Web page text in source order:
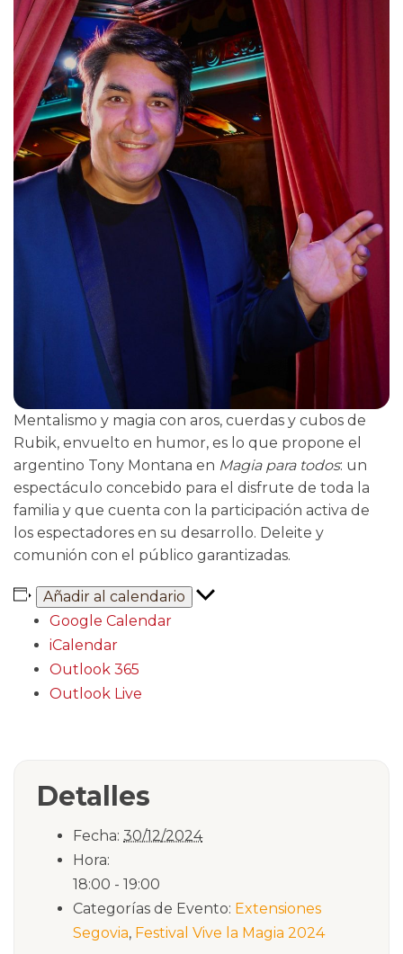
Mentalismo y magia con aros, cuerdas y cubos de
Rubik, envuelto en humor, es lo que propone el
argentino Tony Montana en Magia para todos: un
espectáculo concebido para el disfrute de toda la
familia y que cuenta con la participación activa de
los espectadores en su desarrollo. Deleite y
comunión con el público garantizadas.
Añadir al calendario
Google Calendar
iCalendar
Outlook 365
Outlook Live
Detalles
Fecha: 30/12/2024
Hora:
18:00 - 19:00
Categorías de Evento: Extensiones
Segovia, Festival Vive la Magia 2024